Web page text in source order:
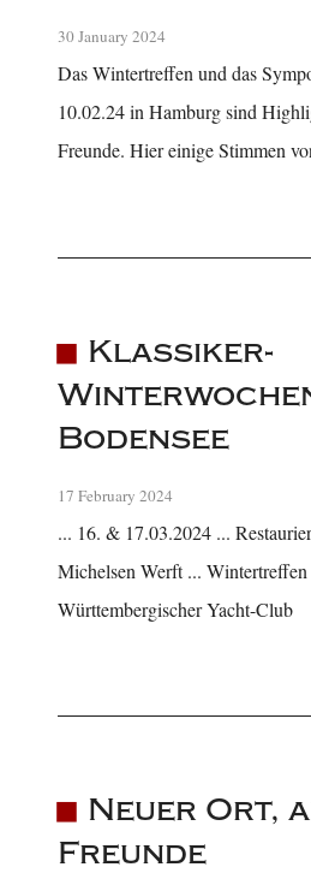
30 January 2024
Das Wintertreffen und das
10.02.24 in Hamburg sind
Freunde. Hier einige Stimmen
Klassiker-
Bodensee
17 February 2024
... 16. & 17.03.2024 ...
Michelsen Werft ...
Württembergischer Yacht-Club
Neuer Ort,
Freunde